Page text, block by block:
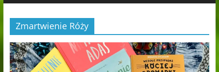
Zmartwienie Róży